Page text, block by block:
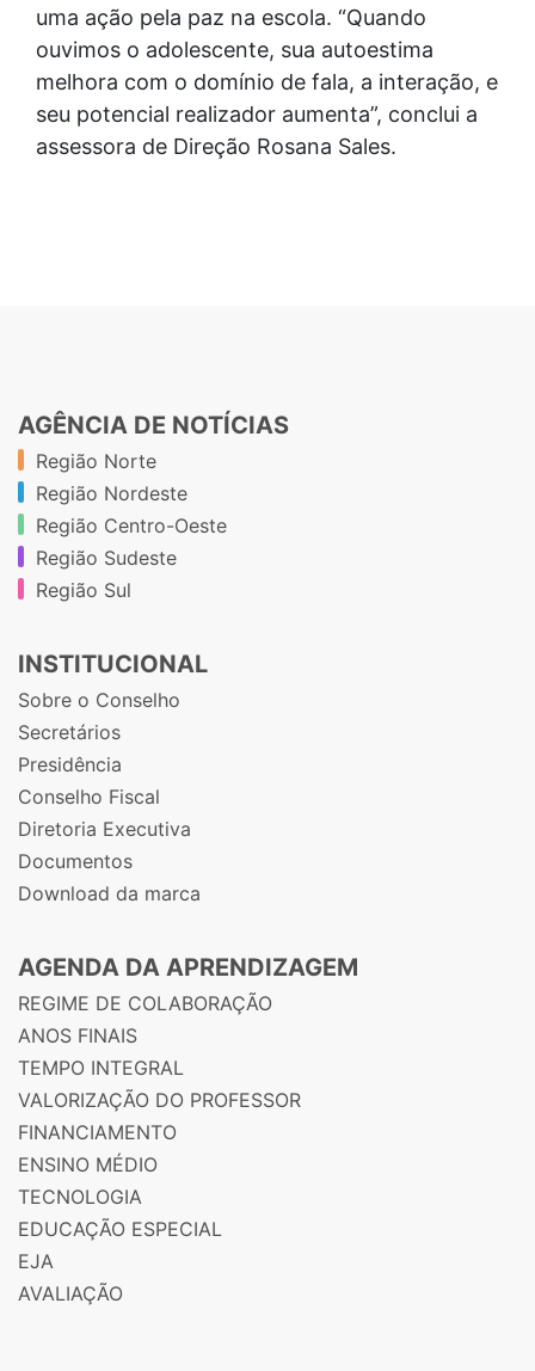
uma ação pela paz na escola. “Quando
ouvimos o adolescente, sua autoestima
melhora com o domínio de fala, a interação, e
seu potencial realizador aumenta”, conclui a
assessora de Direção Rosana Sales.
AGÊNCIA DE NOTÍCIAS
Região Norte
Região Nordeste
Região Centro-Oeste
Região Sudeste
Região Sul
INSTITUCIONAL
Sobre o Conselho
Secretários
Presidência
Conselho Fiscal
Diretoria Executiva
Documentos
Download da marca
AGENDA DA APRENDIZAGEM
REGIME DE COLABORAÇÃO
ANOS FINAIS
TEMPO INTEGRAL
VALORIZAÇÃO DO PROFESSOR
FINANCIAMENTO
ENSINO MÉDIO
TECNOLOGIA
EDUCAÇÃO ESPECIAL
EJA
AVALIAÇÃO